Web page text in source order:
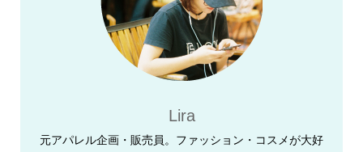
Lira
元アパレル企画・販売員。ファッション・コスメが大好